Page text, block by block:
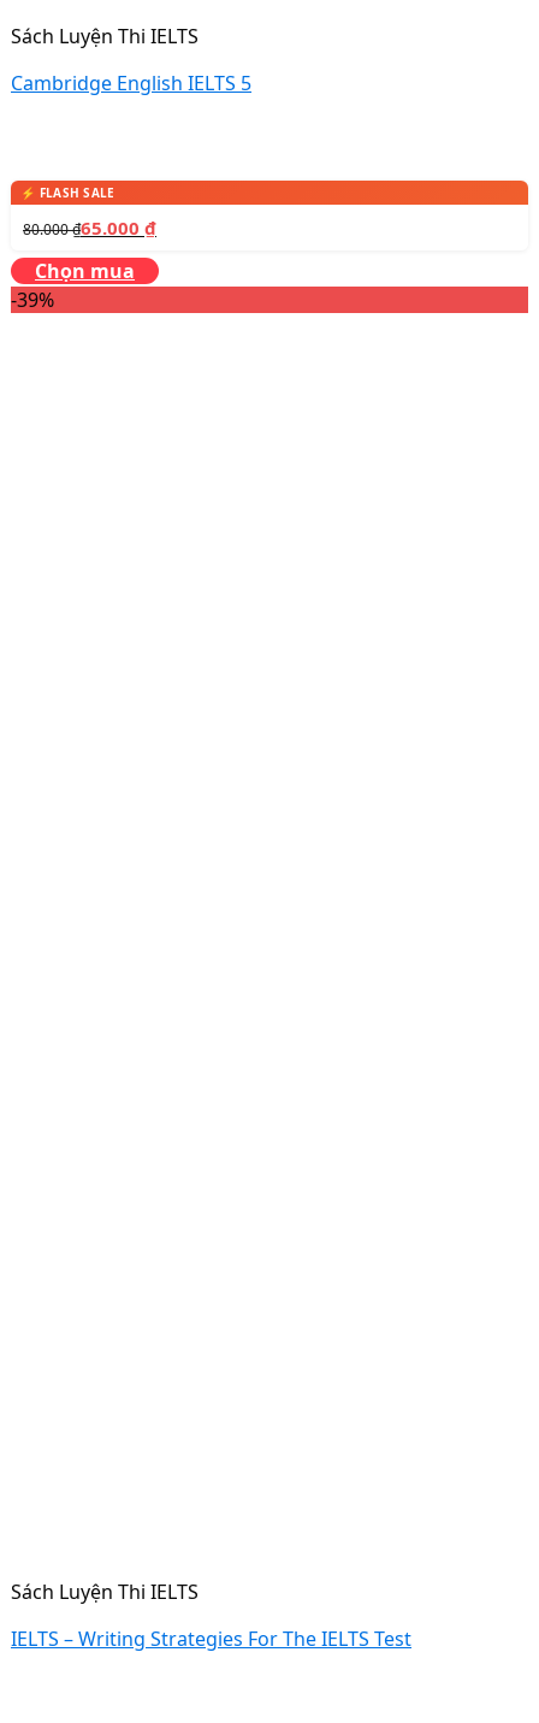
Sách Luyện Thi IELTS
Cambridge English IELTS 5
80.000₫65.000 ₫
Chọn mua
-39%
Sách Luyện Thi IELTS
IELTS – Writing Strategies For The IELTS Test